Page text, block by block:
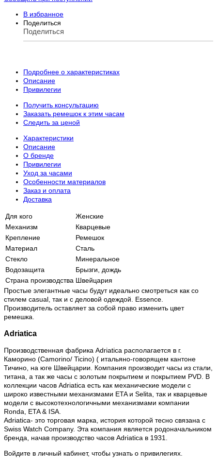
В избранное
Поделиться
Поделиться
Подробнее о характеристиках
Описание
Привилегии
Получить консультацию
Заказать ремешок к этим часам
Следить за ценой
Характеристики
Описание
О бренде
Привилегии
Уход за часами
Особенности материалов
Заказ и оплата
Доставка
Для кого
Женские
Механизм
Кварцевые
Крепление
Ремешок
Материал
Сталь
Стекло
Минеральное
Водозащита
Брызги, дождь
Страна производства Швейцария
Простые элегантные часы будут идеально смотреться как со
стилем casual, так и с деловой одеждой. Essence.
Производитель оставляет за собой право изменить цвет
ремешка.
Adriatica
Производственная фабрика Adriatica располагается в г.
Каморино (Camorino/ Ticino) ( итальяно-говорящем кантоне
Тичино, на юге Швейцарии. Компания производит часы из стали,
титана, а так же часы с золотым покрытием и покрытием PVD. В
коллекции часов Adriatica есть как механические модели с
широко известными механизмами ETA и Selita, так и кварцевые
модели с высокотехнологичными механизмами компании
Ronda, ETA & ISA.
Adriatica- это торговая марка, история которой тесно связана с
Swiss Watch Company. Эта компания является родоначальником
бренда, начав производство часов Adriatica в 1931.
Войдите в личный кабинет, чтобы узнать о привилегиях.